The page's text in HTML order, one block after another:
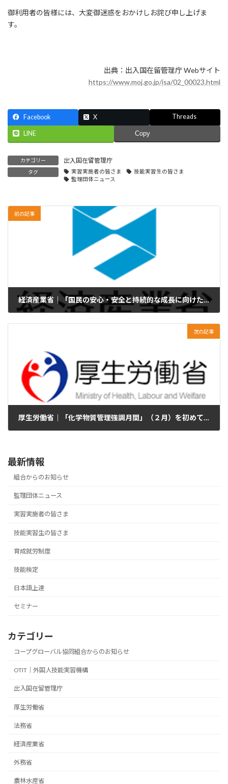
御利用者の皆様には、大変御迷惑をおかけしお詫び申し上げま
す。
出典：出入国在留管理庁 Webサイト
https://www.moj.go.jp/isa/02_00023.html
Facebook X Threads
LINE Copy
カテゴリー 出入国在留管理庁
タグ 実習実施者の皆さま
技能実習生の皆さま
監理団体ニュース
前の記事
経済産業省｜「国民の安心・安全と持続的な成長に向けた総合経済対策」を踏まえた事業者支援の徹底等について要請しました
次の記事
厚生労働省｜「化学物質管理強調月間」（２月）を初めて実施します
最新情報
組合からのお知らせ
監理団体ニュース
実習実施者の皆さま
技能実習生の皆さま
育成就労制度
技能検定
日本語上達
セミナー
カテゴリー
コープグローバル協同組合からのお知らせ
OTIT｜外国人技能実習機構
出入国在留管理庁
厚生労働省
法務省
経済産業省
外務省
農林水産省